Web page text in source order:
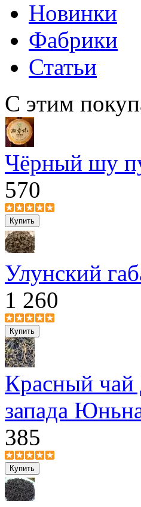
Новинки
Фабрики
Статьи
С этим
Чёрный шу
570
Улунский
1 260
Красный
запада
385